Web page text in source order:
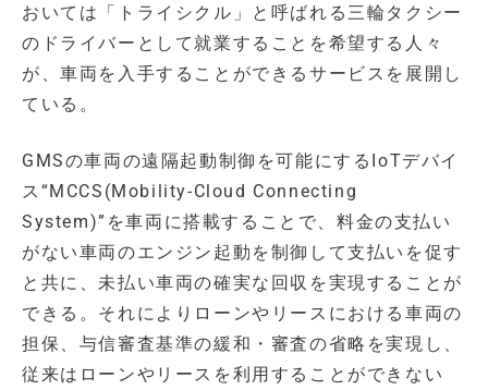
おいては「トライシクル」と呼ばれる三輪タクシー
のドライバーとして就業することを希望する人々
が、車両を入手することができるサービスを展開し
ている。
GMSの車両の遠隔起動制御を可能にするIoTデバイ
ス“MCCS(Mobility-Cloud Connecting
System)”を車両に搭載することで、料金の支払い
がない車両のエンジン起動を制御して支払いを促す
と共に、未払い車両の確実な回収を実現することが
できる。それによりローンやリースにおける車両の
担保、与信審査基準の緩和・審査の省略を実現し、
従来はローンやリースを利用することができない